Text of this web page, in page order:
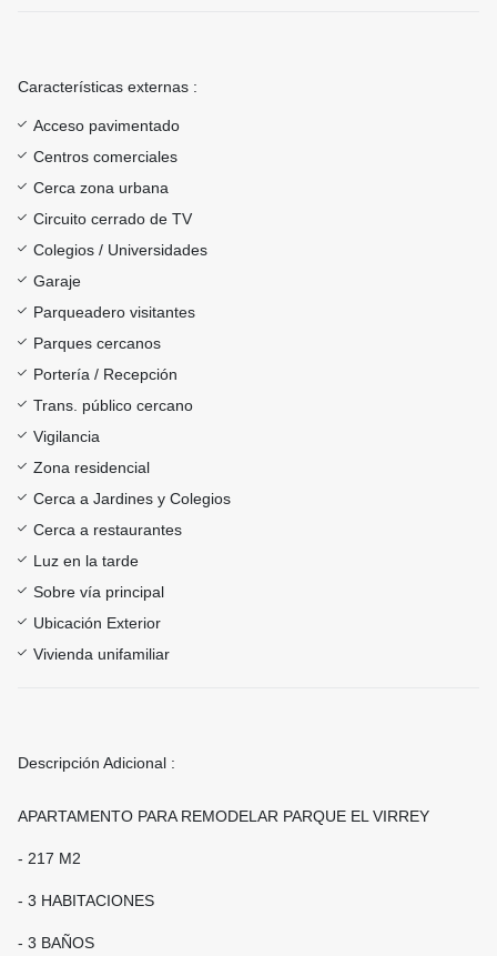
Características externas :
Acceso pavimentado
Centros comerciales
Cerca zona urbana
Circuito cerrado de TV
Colegios / Universidades
Garaje
Parqueadero visitantes
Parques cercanos
Portería / Recepción
Trans. público cercano
Vigilancia
Zona residencial
Cerca a Jardines y Colegios
Cerca a restaurantes
Luz en la tarde
Sobre vía principal
Ubicación Exterior
Vivienda unifamiliar
Descripción Adicional :
APARTAMENTO PARA REMODELAR PARQUE EL VIRREY
- 217 M2
- 3 HABITACIONES
- 3 BAÑOS